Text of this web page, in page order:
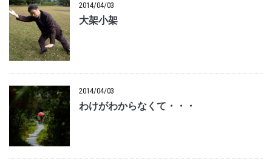
2014/04/03
大架小架
2014/04/03
わけがわからなくて・・・